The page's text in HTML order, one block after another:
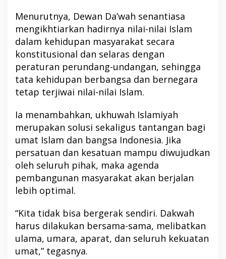
Menurutnya, Dewan Da’wah senantiasa
mengikhtiarkan hadirnya nilai-nilai Islam
dalam kehidupan masyarakat secara
konstitusional dan selaras dengan
peraturan perundang-undangan, sehingga
tata kehidupan berbangsa dan bernegara
tetap terjiwai nilai-nilai Islam.
Ia menambahkan, ukhuwah Islamiyah
merupakan solusi sekaligus tantangan bagi
umat Islam dan bangsa Indonesia. Jika
persatuan dan kesatuan mampu diwujudkan
oleh seluruh pihak, maka agenda
pembangunan masyarakat akan berjalan
lebih optimal.
“Kita tidak bisa bergerak sendiri. Dakwah
harus dilakukan bersama-sama, melibatkan
ulama, umara, aparat, dan seluruh kekuatan
umat,” tegasnya.